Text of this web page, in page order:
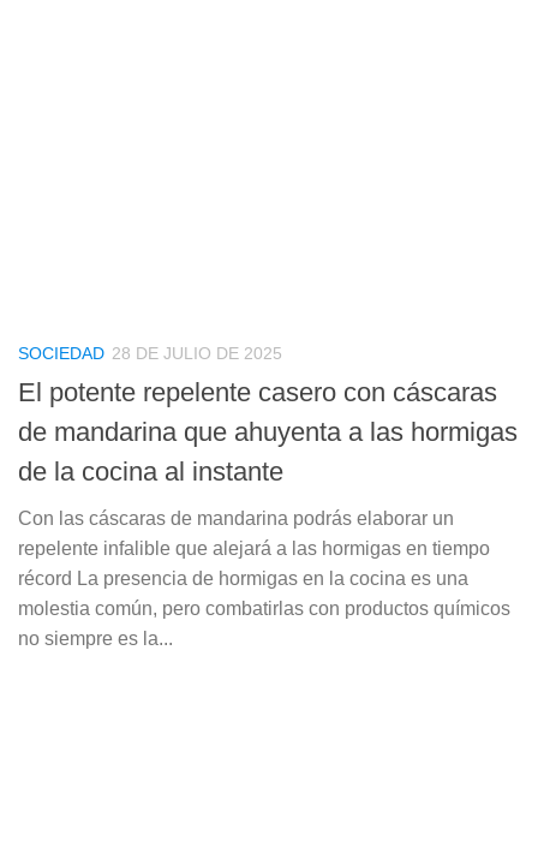
SOCIEDAD 28 DE JULIO DE 2025
El potente repelente casero con cáscaras
de mandarina que ahuyenta a las hormigas
de la cocina al instante
Con las cáscaras de mandarina podrás elaborar un
repelente infalible que alejará a las hormigas en tiempo
récord La presencia de hormigas en la cocina es una
molestia común, pero combatirlas con productos químicos
no siempre es la...